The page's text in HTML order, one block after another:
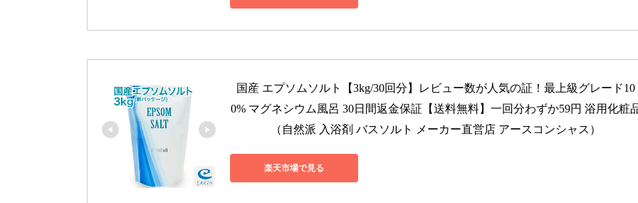
国産 エプソムソルト【3kg/30回分】レビュー数が人気の証！最上級グレード10
0% マグネシウム風呂 30日間返金保証【送料無料】一回分わずか59円 浴用化粧
（自然派 入浴剤 バスソルト メーカー直営店 アースコンシャス）
楽天市場で見る